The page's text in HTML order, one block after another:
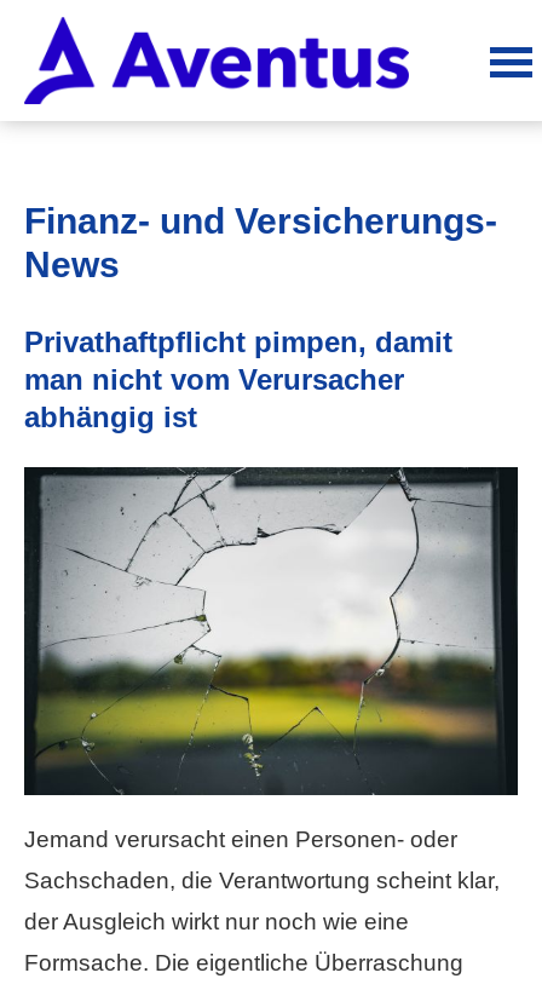
Finanz- und Versicherungs-
News
Privathaftpflicht pimpen, damit
man nicht vom Verursacher
abhängig ist
Jemand verursacht einen Per­sonen- oder
Sachschaden, die Verantwortung scheint klar,
der Ausgleich wirkt nur noch wie eine
Formsache. Die eigentliche Überraschung